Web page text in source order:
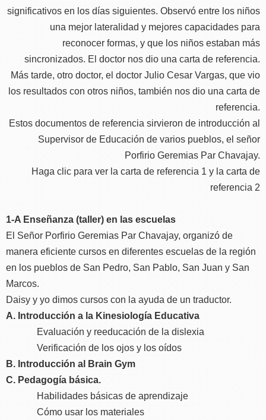
significativos en los días siguientes. Observó entre los niños
una mejor lateralidad y mejores capacidades para
reconocer formas, y que los niños estaban más
sincronizados. El doctor nos dio una carta de referencia.
Más tarde, otro doctor, el doctor Julio Cesar Vargas, que vio
los resultados con otros niños, también nos dio una carta de
referencia.
Estos documentos de referencia sirvieron de introducción al
Supervisor de Educación de varios pueblos, el señor
Porfirio Geremias Par Chavajay.
Haga clic para ver la carta de referencia 1 y la carta de
referencia 2
1-A Enseñanza (taller) en las escuelas
El Señor Porfirio Geremias Par Chavajay, organizó de
manera eficiente cursos en diferentes escuelas de la región
en los pueblos de San Pedro, San Pablo, San Juan y San
Marcos.
Daisy y yo dimos cursos con la ayuda de un traductor.
A. Introducción a la Kinesiología Educativa
Evaluación y reeducación de la dislexia
Verificación de los ojos y los oídos
B. Introducción al Brain Gym
C. Pedagogía básica.
Habilidades básicas de aprendizaje
Cómo usar los materiales